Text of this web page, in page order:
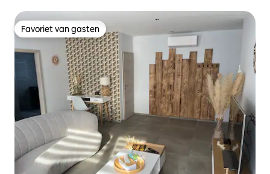
Favoriet van gasten
Favoriet van gasten